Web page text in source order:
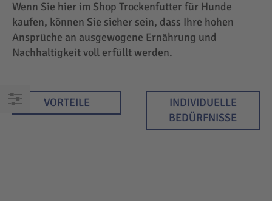
EINKAUFEN
Wenn Sie hier im Shop Trockenfutter für Hunde
kaufen, können Sie sicher sein, dass Ihre hohen
Ansprüche an ausgewogene Ernährung und
Nachhaltigkeit voll erfüllt werden.
VORTEILE
INDIVIDUELLE
BEDÜRFNISSE